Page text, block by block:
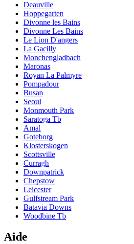
Deauville
Hoppegarten
Divonne les Bains
Divonne Les Bains
Le Lion D'angers
La Gacilly
Monchengladbach
Maronas
Royan La Palmyre
Pompadour
Busan
Seoul
Monmouth Park
Saratoga Tb
Amal
Goteborg
Klosterskogen
Scottsville
Curragh
Downpatrick
Chepstow
Leicester
Gulfstream Park
Batavia Downs
Woodbine Tb
Aide